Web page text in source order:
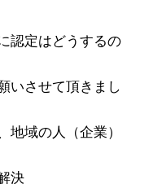
認定はどうするの
いさせて頂きまし
地域の人（企業）
決